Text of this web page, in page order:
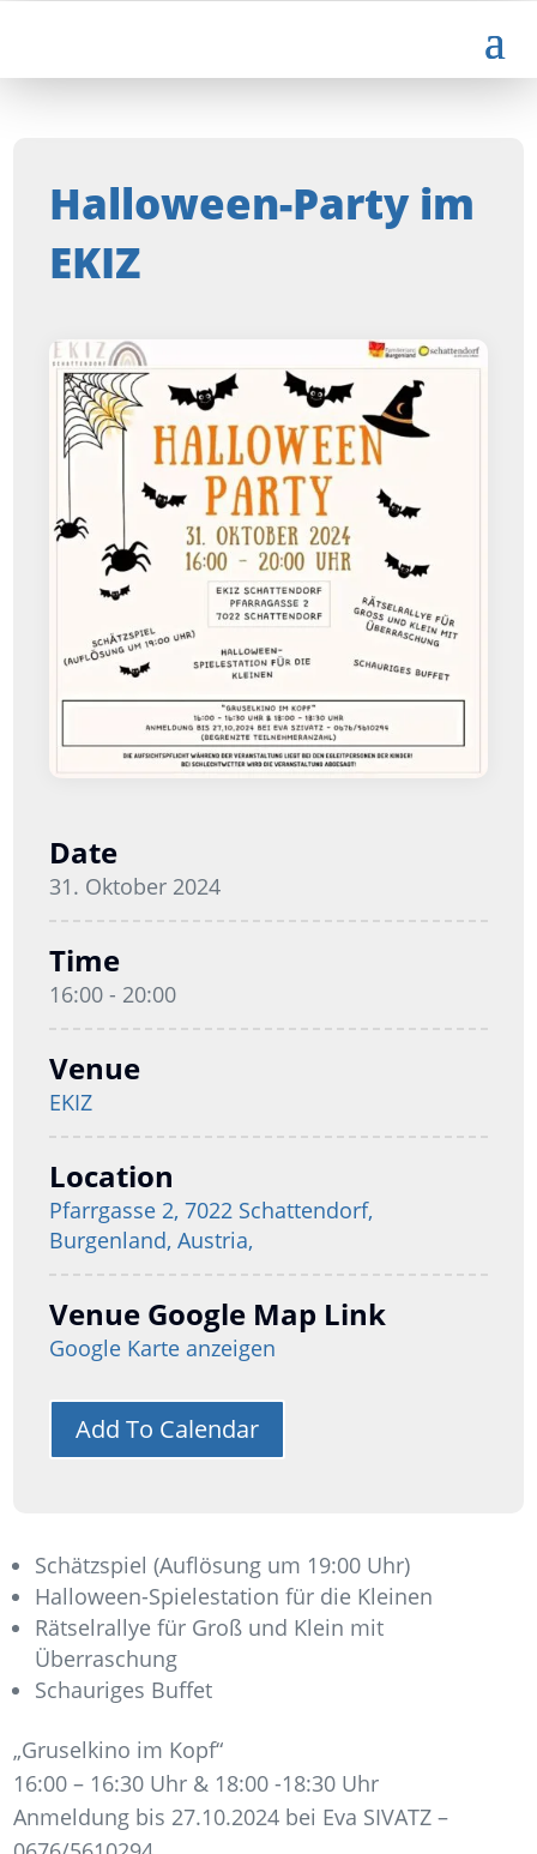
Halloween-Party im
EKIZ
Date
31. Oktober 2024
Time
16:00 - 20:00
Venue
EKIZ
Location
Pfarrgasse 2, 7022 Schattendorf,
Burgenland, Austria,
Venue Google Map Link
Google Karte anzeigen
Add To Calendar
Schätzspiel (Auflösung um 19:00 Uhr)
Halloween-Spielestation für die Kleinen
Rätselrallye für Groß und Klein mit
Überraschung
Schauriges Buffet
„Gruselkino im Kopf“
16:00 – 16:30 Uhr & 18:00 -18:30 Uhr
Anmeldung bis 27.10.2024 bei Eva SIVATZ –